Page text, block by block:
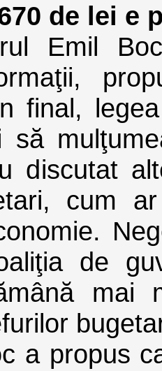
de lei e
Emil
final,
să
discutat
cum
de
mai
a propus